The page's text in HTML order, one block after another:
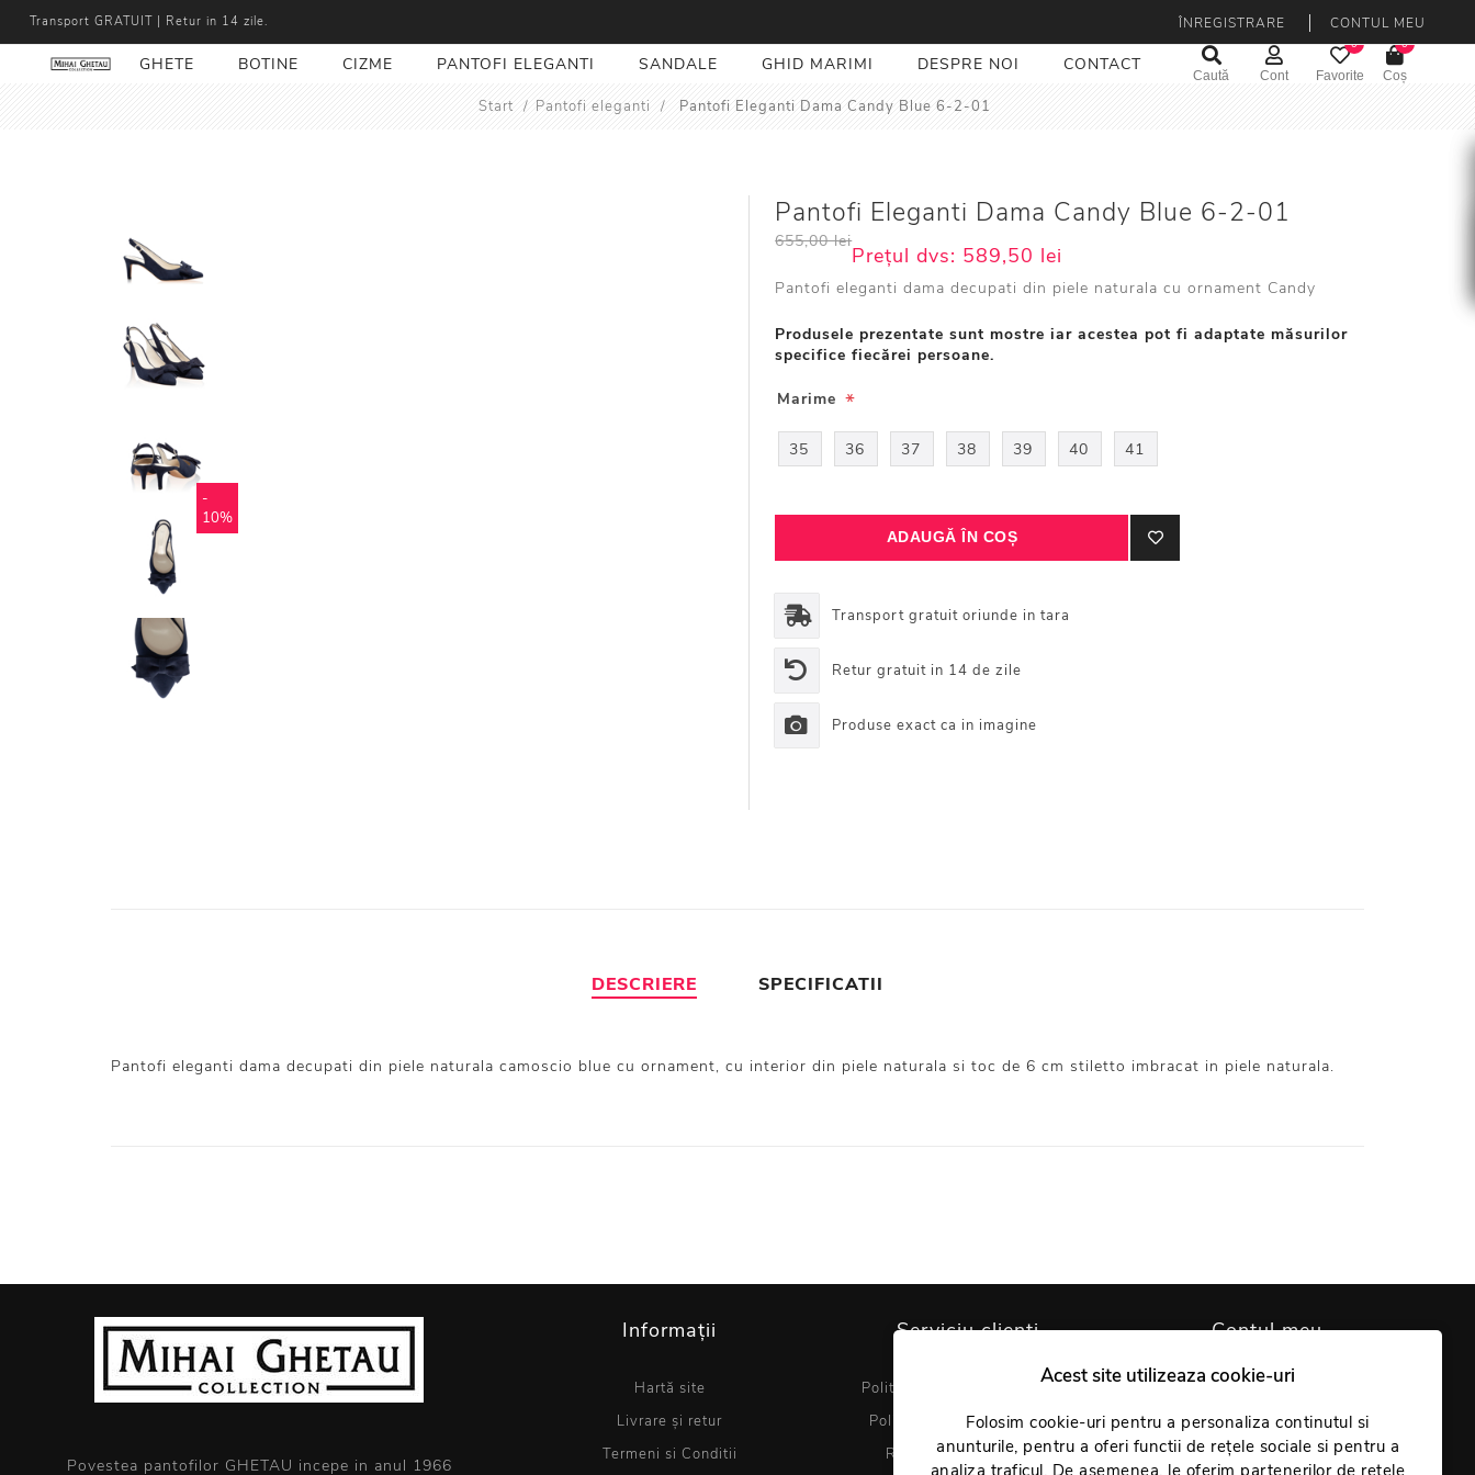
Transport GRATUIT | Retur in 14 zile. ÎNREGISTRARE CONTUL MEU
GHETE BOTINE CIZME PANTOFI ELEGANTI SANDALE GHID MARIMI DESPRE NOI CONTACT
Caută Cont Favorite
0
Coș
0
Start / Pantofi eleganti / Pantofi Eleganti Dama Candy Blue 6-2-01
-
10%
Pantofi Eleganti Dama Candy Blue 6-2-01
655,00 lei
Prețul dvs: 589,50 lei
Pantofi eleganti dama decupati din piele naturala cu ornament Candy
Produsele prezentate sunt mostre iar acestea pot fi adaptate măsurilor
specifice fiecărei persoane.
Marime *
35 36 37 38 39 40 41
Transport gratuit oriunde in tara
Retur gratuit in 14 de zile
Produse exact ca in imagine
DESCRIERE SPECIFICATII
Pantofi eleganti dama decupati din piele naturala camoscio blue cu ornament, cu interior din piele naturala si toc de 6 cm stiletto imbracat in piele naturala.
Povestea pantofilor GHETAU incepe in anul 1966
Informații
Hartă site
Livrare și retur
Termeni si Conditii
Serviciu clienți
Politica de utilizare cookie-uri
Politica de confidentialitate
Regulament Giveaway
Contul meu
Contul meu
Comenzi
Coș
Acest site utilizeaza cookie-uri
Folosim cookie-uri pentru a personaliza continutul si
anunturile, pentru a oferi functii de rețele sociale si pentru a
analiza traficul. De asemenea, le oferim partenerilor de retele